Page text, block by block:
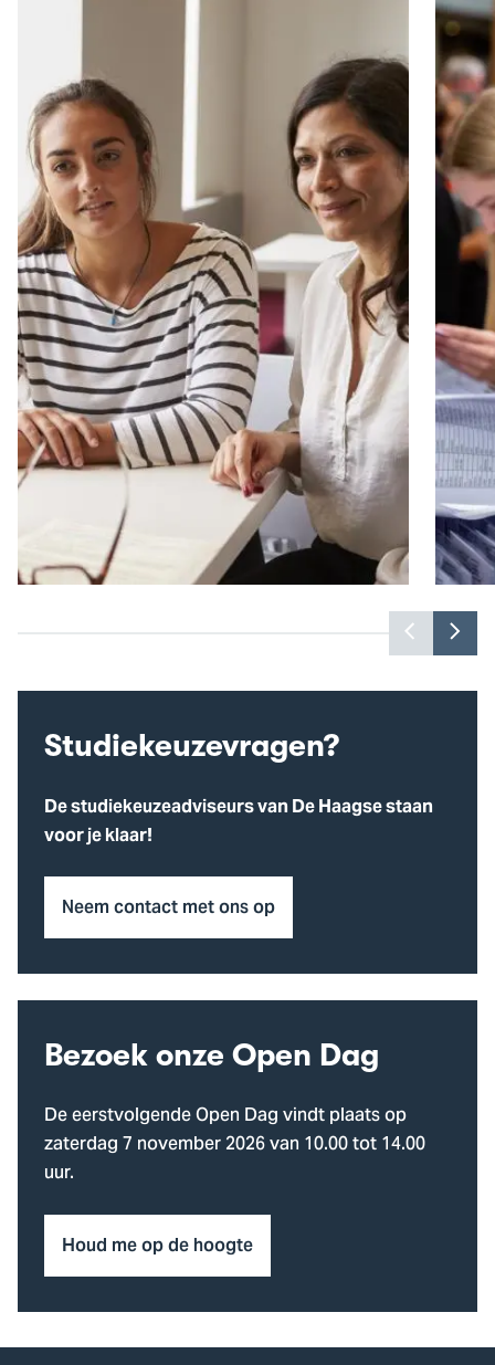
Toon
vorige
slide
Studiekeuzevragen?
De studiekeuzeadviseurs van De Haagse staan
voor je klaar!
Neem contact met ons op
Bezoek onze Open Dag
De eerstvolgende Open Dag vindt plaats op
zaterdag 7 november 2026 van 10.00 tot 14.00
uur.
Houd me op de hoogte